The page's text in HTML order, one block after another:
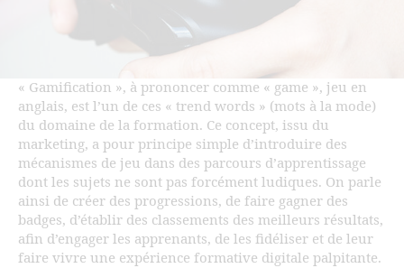
« Gamification », à prononcer comme « game », jeu en
anglais, est l’un de ces « trend words » (mots à la mode)
du domaine de la formation. Ce concept, issu du
marketing, a pour principe simple d’introduire des
mécanismes de jeu dans des parcours d’apprentissage
dont les sujets ne sont pas forcément ludiques. On parle
ainsi de créer des progressions, de faire gagner des
badges, d’établir des classements des meilleurs résultats,
afin d’engager les apprenants, de les fidéliser et de leur
faire vivre une expérience formative digitale palpitante.